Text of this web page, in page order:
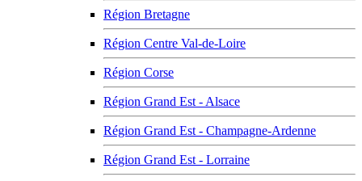
Région Bretagne
Région Centre Val-de-Loire
Région Corse
Région Grand Est - Alsace
Région Grand Est - Champagne-Ardenne
Région Grand Est - Lorraine